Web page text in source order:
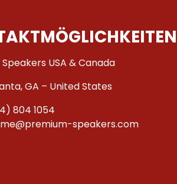
USA & Canada
GA – United States
804 1054
speakers.com